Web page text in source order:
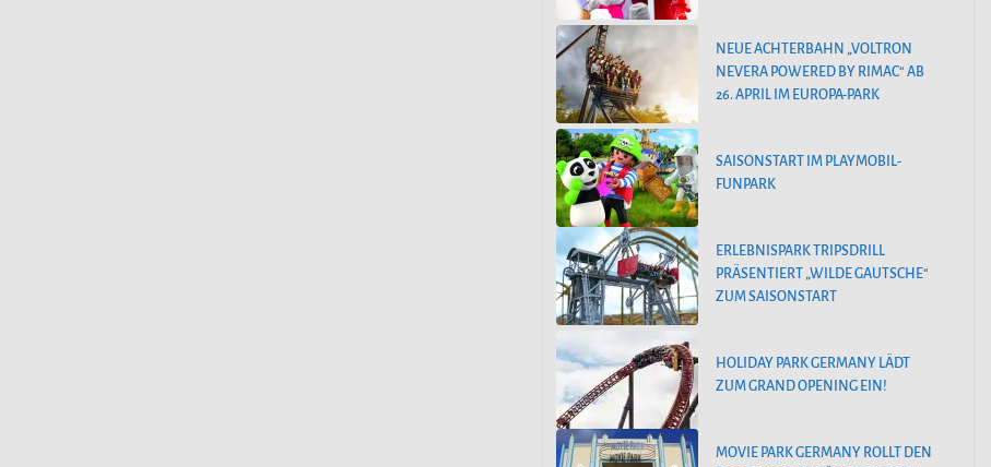
NEUE ACHTERBAHN „VOLTRON
NEVERA POWERED BY RIMAC“ AB
26. APRIL IM EUROPA-PARK
SAISONSTART IM PLAYMOBIL-
FUNPARK
ERLEBNISPARK TRIPSDRILL
PRÄSENTIERT „WILDE GAUTSCHE“
ZUM SAISONSTART
HOLIDAY PARK GERMANY LÄDT
ZUM GRAND OPENING EIN!
MOVIE PARK GERMANY ROLLT DEN